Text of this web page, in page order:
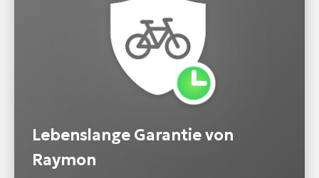
Lebenslange Garantie von
Raymon